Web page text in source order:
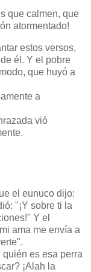
que calmen, que
atormentado!
estos versos,
él. Y el pobre
que huyó a
a
vió
el eunuco dijo:
"¡Y sobre ti la
Y el
ama me envía a
quién es esa perra
¡Alah la